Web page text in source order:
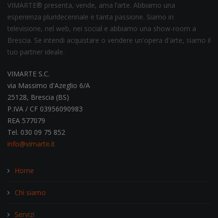
VIMARTE® presenta, vende, ama l’arte. Abbiamo una
esperienza pluridecennale e tanta passione. Siamo in
televisione, nel web, nei social e abbiamo una show-room a
Brescia. Se intendi acquistare o vendere un'opera d'arte, siamo il
tuo partner ideale.
VIMARTE S.C.
via Massimo d'Azeglio 6/A
25128, Brescia (BS)
P.IVA / CF 03956090983
REA 577079
Tel. 030 09 75 852
info@vimarte.it
Home
Chi siamo
Servizi